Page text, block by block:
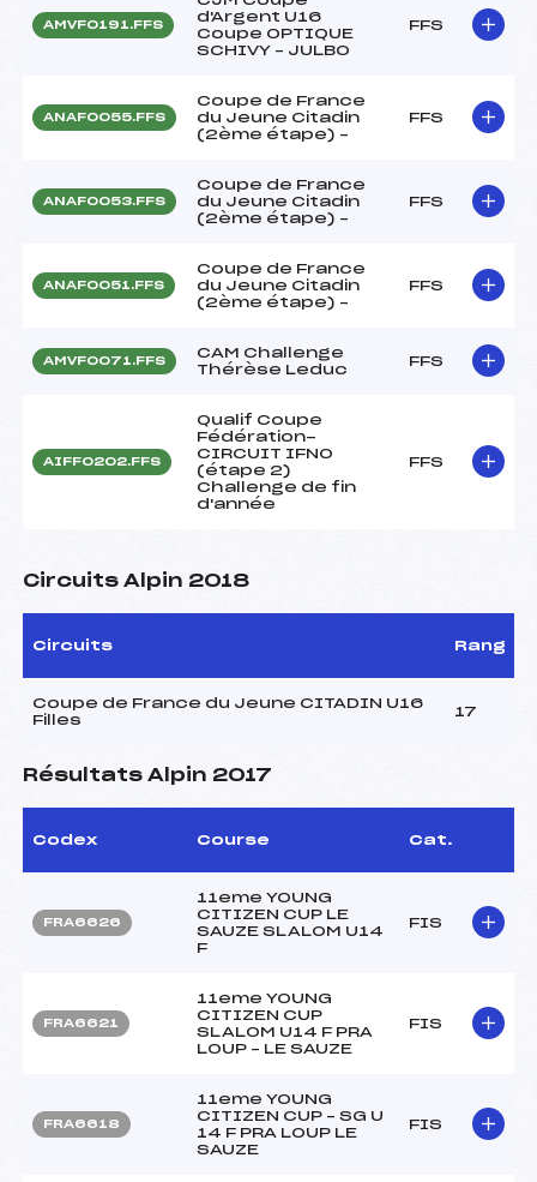
AMVF0191.FFS
d'Argent U16
Coupe OPTIQUE
SCHIVY – JULBO
FFS
ANAF0055.FFS
Coupe de France
du Jeune Citadin
(2ème étape) –
FFS
ANAF0053.FFS
Coupe de France
du Jeune Citadin
(2ème étape) –
FFS
ANAF0051.FFS
Coupe de France
du Jeune Citadin
(2ème étape) –
FFS
AMVF0071.FFS
CAM Challenge
Thérèse Leduc
FFS
AIFF0202.FFS
Qualif Coupe
Fédération-
CIRCUIT IFNO
(étape 2)
Challenge de fin
d'année
FFS
Circuits Alpin 2018
Circuits Rang
Coupe de France du Jeune CITADIN U16
Filles
17
Résultats Alpin 2017
Codex Course Cat.
FRA6626
11eme YOUNG
CITIZEN CUP LE
SAUZE SLALOM U14
F
FIS
FRA6621
11eme YOUNG
CITIZEN CUP
SLALOM U14 F PRA
LOUP – LE SAUZE
FIS
FRA6618
11eme YOUNG
CITIZEN CUP – SG U
14 F PRA LOUP LE
SAUZE
FIS